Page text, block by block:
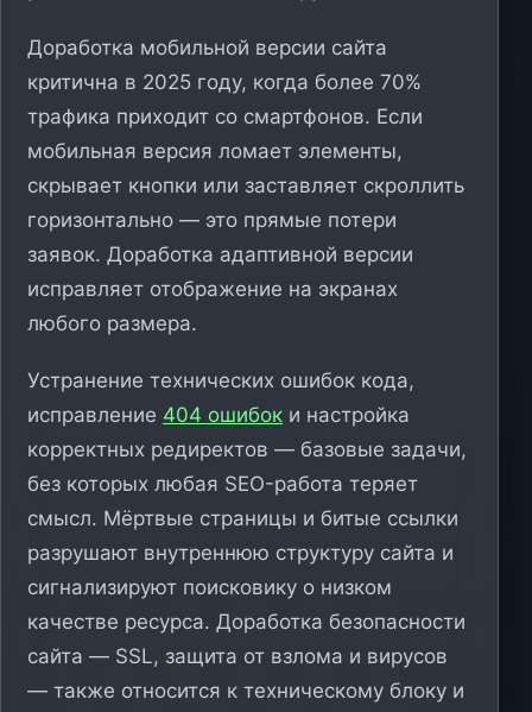
Доработка мобильной версии сайта
критична в 2025 году, когда более 70%
трафика приходит со смартфонов. Если
мобильная версия ломает элементы,
скрывает кнопки или заставляет скроллить
горизонтально — это прямые потери
заявок. Доработка адаптивной версии
исправляет отображение на экранах
любого размера.
Устранение технических ошибок кода,
исправление 404 ошибок и настройка
корректных редиректов — базовые задачи,
без которых любая SEO-работа теряет
смысл. Мёртвые страницы и битые ссылки
разрушают внутреннюю структуру сайта и
сигнализируют поисковику о низком
качестве ресурса. Доработка безопасности
сайта — SSL, защита от взлома и вирусов
— также относится к техническому блоку и